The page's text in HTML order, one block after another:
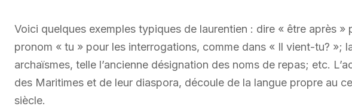
Voici quelques exemples typiques de laurentien : dire « être après »
pronom « tu » pour les interrogations, comme dans « Il vient-tu? »;
archaïsmes, telle l’ancienne désignation des noms de repas; etc.
des Maritimes et de leur diaspora, découle de la langue propre au
siècle.